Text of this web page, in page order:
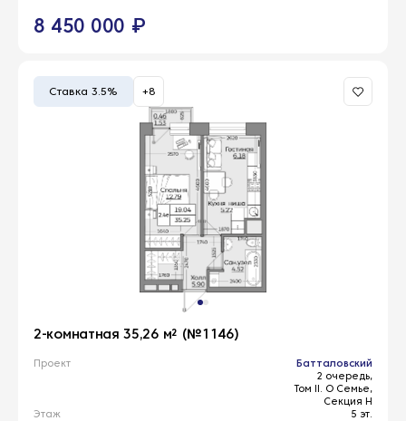
8 450 000 ₽
Ставка 3.5% +8
2-комнатная 35,26 м² (№1146)
Проект
Батталовский
2 очередь,
Том II. О Семье,
Секция Н
Этаж
5 эт.